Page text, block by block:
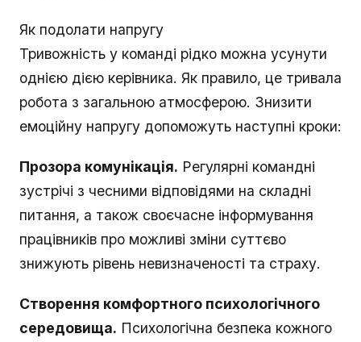
Як подолати напругу
Тривожність у команді рідко можна усунути
однією дією керівника. Як правило, це тривала
робота з загальною атмосферою. Знизити
емоційну напругу допоможуть наступні кроки:
Прозора комунікація. Регулярні командні
зустрічі з чесними відповідями на складні
питання, а також своєчасне інформування
працівників про можливі зміни суттєво
знижують рівень невизначеності та страху.
Створення комфортного психологічного
середовища. Психологічна безпека кожного